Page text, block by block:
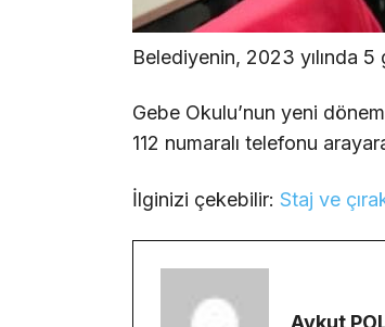
Belediyenin, 2023 yılında
Gebe Okulu’nun yeni
112 numaralı telefonu
İlginizi çekebilir: Staj ve
Aykut